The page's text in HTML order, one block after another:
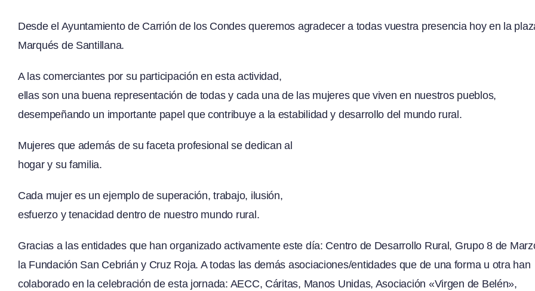
Desde el Ayuntamiento de Carrión de los Condes queremos agradecer a todas vuestra presencia hoy en la
Marqués de Santillana.
A las comerciantes por su participación en esta actividad,
ellas son una buena representación de todas y cada una de las mujeres que viven en nuestros pueblos,
desempeñando un importante papel que contribuye a la estabilidad y desarrollo del mundo rural.
Mujeres que además de su faceta profesional se dedican al
hogar y su familia.
Cada mujer es un ejemplo de superación, trabajo, ilusión,
esfuerzo y tenacidad dentro de nuestro mundo rural.
Gracias a las entidades que han organizado activamente este día: Centro de Desarrollo Rural, Grupo 8 de
la Fundación San Cebrián y Cruz Roja. A todas las demás asociaciones/entidades que de una forma u otra han
colaborado en la celebración de esta jornada: AECC, Cáritas, Manos Unidas, Asociación «Virgen de Belén»,